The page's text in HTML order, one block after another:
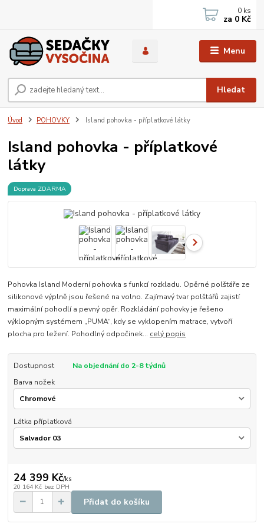
Menu
Hledat
0 ks
za 0 Kč
Úvod POHOVKY Island pohovka - příplatkové látky
Island pohovka - příplatkové
látky
Doprava ZDARMA
Pohovka Island Moderní pohovka s funkcí rozkladu. Opěrné polštáře ze
silikonové výplně jsou řešené na volno. Zajímavý tvar polštářů zajistí
maximální pohodlí a pevný opěr. Rozkládání pohovky je řešeno
výklopným systémem „PUMA“, kdy se vyklopením matrace, vytvoří
plocha pro ležení. Pohodlný odpočinek... celý popis
Dostupnost
Na objednání do 2-8 týdnů
Barva nožek
Látka příplatková
24 399 Kč/ks
20 164 Kč bez DPH
Přidat do košíku